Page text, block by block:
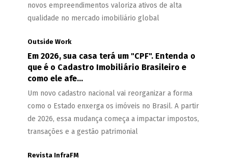
novos empreendimentos valoriza ativos de alta
qualidade no mercado imobiliário global
Outside Work
Em 2026, sua casa terá um "CPF". Entenda o
que é o Cadastro Imobiliário Brasileiro e
como ele afe...
Um novo cadastro nacional vai reorganizar a forma
como o Estado enxerga os imóveis no Brasil. A partir
de 2026, essa mudança começa a impactar impostos,
transações e a gestão patrimonial
Revista InfraFM